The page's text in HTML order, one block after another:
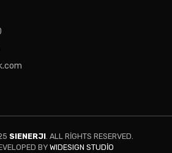
SIENERJI. ALL RIGHTS RESERVED.
BY WIDESIGN STUDIO